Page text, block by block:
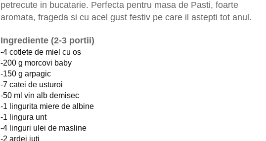
petrecute in bucatarie. Perfecta pentru masa de Pasti, foarte
aromata, frageda si cu acel gust festiv pe care il astepti tot anul.
Ingrediente (2-3 portii)
-4 cotlete de miel cu os
-200 g morcovi baby
-150 g arpagic
-7 catei de usturoi
-50 ml vin alb demisec
-1 lingurita miere de albine
-1 lingura unt
-4 linguri ulei de masline
-2 ardei iuti